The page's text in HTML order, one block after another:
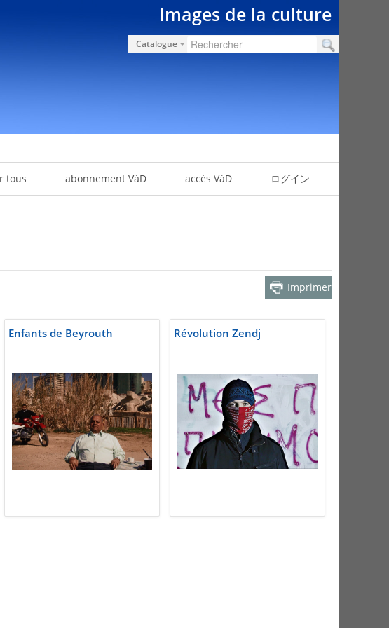
Images de la culture
Catalogue
tous abonnement VàD accès VàD ログイン
Imprimer
Enfants de Beyrouth Révolution Zendj